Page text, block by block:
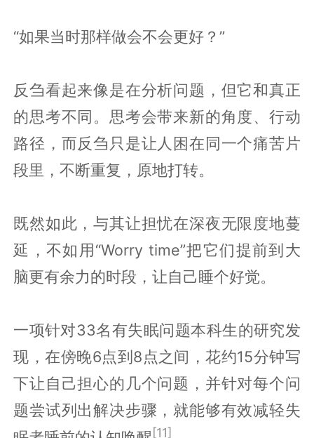
“如果当时那样做会不会更好？”
反刍看起来像是在分析问题，但它和真正
的思考不同。思考会带来新的角度、行动
路径，而反刍只是让人困在同一个痛苦片
段里，不断重复，原地打转。
既然如此，与其让担忧在深夜无限度地蔓
延，不如用“Worry time”把它们提前到大
脑更有余力的时段，让自己睡个好觉。
一项针对33名有失眠问题本科生的研究发
现，在傍晚6点到8点之间，花约15分钟写
下让自己担心的几个问题，并针对每个问
题尝试列出解决步骤，就能够有效减轻失
[11]